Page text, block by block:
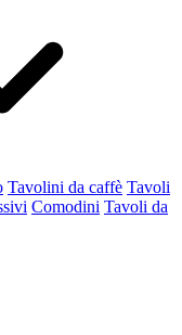
Tavolini da caffè Tavoli
Comodini Tavoli da